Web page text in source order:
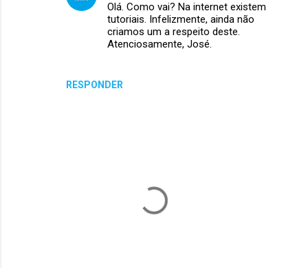
RESPONDER
Olá. Como vai? Na internet existem
tutoriais. Infelizmente, ainda não
criamos um a respeito deste.
Atenciosamente, José.